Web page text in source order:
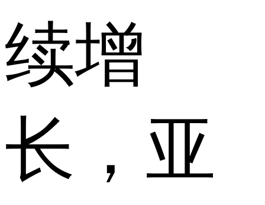
续增
长，亚